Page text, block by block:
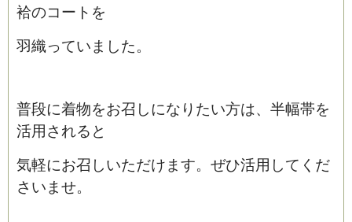
袷のコートを
羽織っていました。
普段に着物をお召しになりたい方は、半幅帯を
活用されると
気軽にお召しいただけます。ぜひ活用してくだ
さいませ。